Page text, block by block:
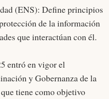
(ENS): Define principios
de la información
que interactúan con él.
entró en vigor el
y Gobernanza de la
tiene como objetivo